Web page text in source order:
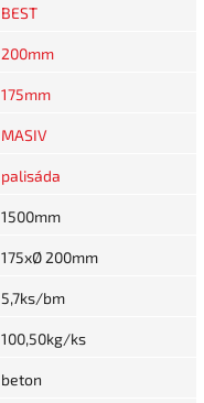
BEST
200mm
175mm
MASIV
palisáda
1500mm
175xØ 200mm
5,7ks/bm
100,50kg/ks
beton